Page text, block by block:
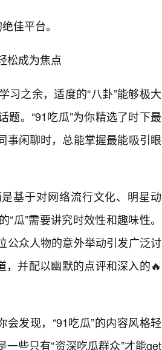
佳平台。
松成为焦点
之余，适度的“八卦”能够极大
。“91吃瓜”为你精选了时下最
事闲聊时，总能掌握最能吸引眼
基于对网络流行文化、明星动
瓜”需要讲究时效性和趣味性。
公众人物的意外举动引发广泛讨
，并配以幽默的点评和深入的🔥
发现，“91吃瓜”的内容风格轻
些只有“资深吃瓜群众”才能get